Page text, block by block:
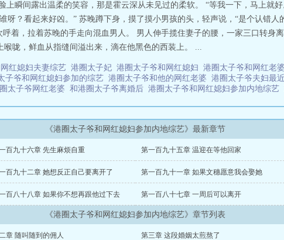
上瞬间露出温柔的笑容，那是霍云深从未见过的柔软。 “等我一下，马上就好
呀？看起来好凶。” 苏晚蹲下身，摸了摸小男孩的头，轻声说，“是个认错
着，拉着苏晚的手走向混血男人。 男人伸手揽住妻子的腰，一家三口转身
咙，鲜血从指缝间溢出来，滴在他黑色的西装上。 ...
红媳妇夫妻综艺 港圈太子妃 港圈太子爷和网红媳妇 港圈太子爷和网红老
子爷和网红媳妇参加的综艺 港圈太子爷和他的网红老婆 港圈太子爷夫妇最
太子爷网红老婆 和港圈太子爷离婚后 港圈太子爷和网红媳妇参加内地综艺
《港圈太子爷和网红媳妇参加内地综艺》最新章节
百九十六章 先生麻烦自重 第一百九十五章 温迎在等他回家
百九十二章 她想反正自己要离开了 第一百九十一章 如果文穗愿意我会娶她
百八十八章 如果你不想再跟他过下去 第一百八十七章 一周后可以离开
《港圈太子爷和网红媳妇参加内地综艺》章节列表
章 随叫随到的佣人 第三章 这段婚姻太煎熬了